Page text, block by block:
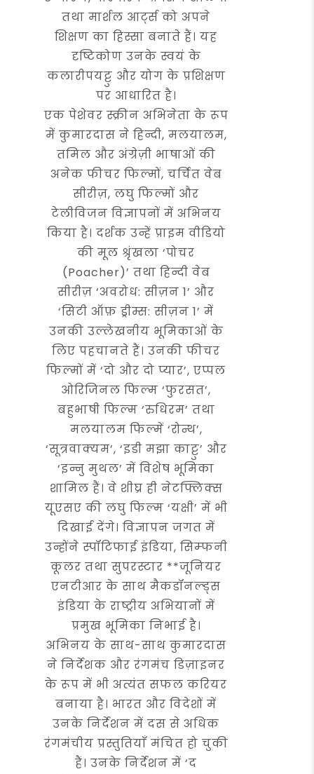
तथा मार्शल आर्ट्स को अपने
शिक्षण का हिस्सा बनाते हैं। यह
दृष्टिकोण उनके स्वयं के
कलारीपयट्टु और योग के प्रशिक्षण
पर आधारित है।
एक पेशेवर स्क्रीन अभिनेता के रूप
में कुमारदास ने हिन्दी, मलयालम,
तमिल और अंग्रेज़ी भाषाओं की
अनेक फीचर फिल्मों, चर्चित वेब
सीरीज़, लघु फिल्मों और
टेलीविजन विज्ञापनों में अभिनय
किया है। दर्शक उन्हें प्राइम वीडियो
की मूल श्रृंखला ‘पोचर
(Poacher)’ तथा हिन्दी वेब
सीरीज़ ‘अवरोध: सीज़न 1’ और
‘सिटी ऑफ़ ड्रीम्स: सीज़न 1’ में
उनकी उल्लेखनीय भूमिकाओं के
लिए पहचानते हैं। उनकी फीचर
फिल्मों में ‘दो और दो प्यार’, एप्पल
ओरिजिनल फिल्म ‘फुरसत’,
बहुभाषी फिल्म ‘रुधिरम’ तथा
मलयालम फिल्में ‘रोन्थ’,
‘सूत्रवाक्यम’, ‘इडी मझा काट्टु’ और
‘इन्नु मुथल’ में विशेष भूमिका
शामिल हैं। वे शीघ्र ही नेटफ्लिक्स
यूएसए की लघु फिल्म ‘यक्षी’ में भी
दिखाई देंगे। विज्ञापन जगत में
उन्होंने स्पॉटिफाई इंडिया, सिम्फनी
कूलर तथा सुपरस्टार **जूनियर
एनटीआर के साथ मैकडॉनल्ड्स
इंडिया के राष्ट्रीय अभियानों में
प्रमुख भूमिका निभाई है।
अभिनय के साथ-साथ कुमारदास
ने निर्देशक और रंगमंच डिज़ाइनर
के रूप में भी अत्यंत सफल करियर
बनाया है। भारत और विदेशों में
उनके निर्देशन में दस से अधिक
रंगमंचीय प्रस्तुतियाँ मंचित हो चुकी
हैं। उनके निर्देशन में ‘द